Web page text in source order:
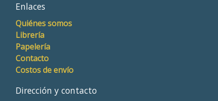
Enlaces
Quiénes somos
Librería
Papelería
Contacto
Costos de envío
Dirección y contacto